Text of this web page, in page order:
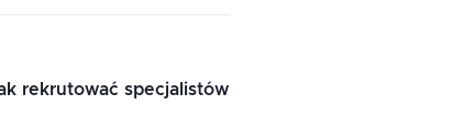
rekrutować specjalistów